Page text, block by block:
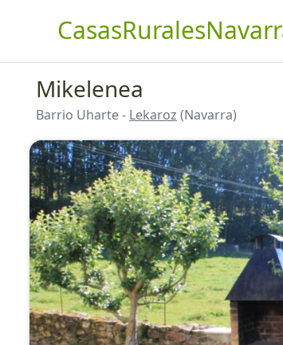
Mikelenea
Barrio Uharte - Lekaroz (Navarra)